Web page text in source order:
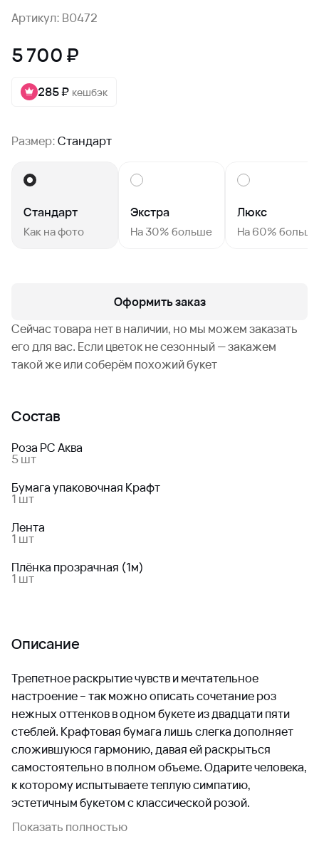
Артикул: B0472
5 700 ₽
285 ₽ кешбэк
Размер:Стандарт
Стандарт
Как на фото
Экстра
На 30% больше
Люкс
На 60% больше
Оформить заказ
Сейчас товара нет в наличии, но мы можем заказать
его для вас. Если цветок не сезонный — закажем
такой же или соберём похожий букет
Состав
Роза РС Аква
5 шт
Бумага упаковочная Крафт
1 шт
Лента
1 шт
Плёнка прозрачная (1м)
1 шт
Описание
Трепетное раскрытие чувств и мечтательное
настроение – так можно описать сочетание роз
нежных оттенков в одном букете из двадцати пяти
стеблей. Крафтовая бумага лишь слегка дополняет
сложившуюся гармонию, давая ей раскрыться
самостоятельно в полном объеме. Одарите человека,
к которому испытываете теплую симпатию,
эстетичным букетом с классической розой.
Ваш выбор на День рождения, свидание,
Показать полностью